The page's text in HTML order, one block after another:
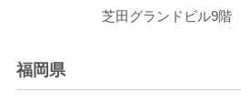
芝田グランドビル9階
福岡県